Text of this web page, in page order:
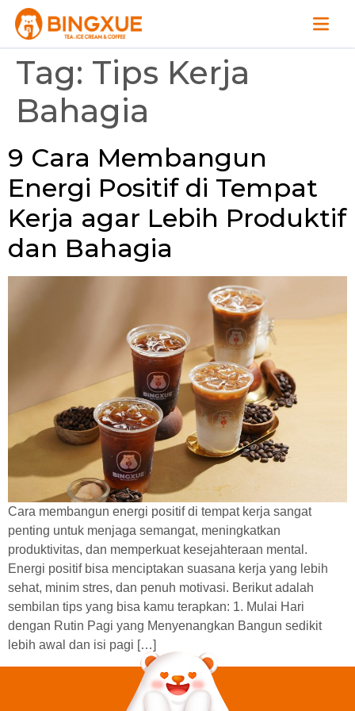
Tag: Tips Kerja
Bahagia
9 Cara Membangun
Energi Positif di Tempat
Kerja agar Lebih Produktif
dan Bahagia
Cara membangun energi positif di tempat kerja sangat
penting untuk menjaga semangat, meningkatkan
produktivitas, dan memperkuat kesejahteraan mental.
Energi positif bisa menciptakan suasana kerja yang lebih
sehat, minim stres, dan penuh motivasi. Berikut adalah
sembilan tips yang bisa kamu terapkan: 1. Mulai Hari
dengan Rutin Pagi yang Menyenangkan Bangun sedikit
lebih awal dan isi pagi […]